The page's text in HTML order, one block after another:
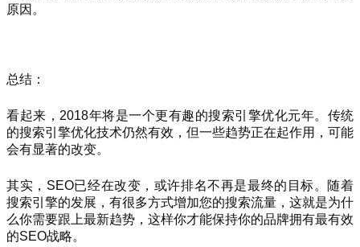
原因。
总结：
看起来，2018年将是一个更有趣的搜索引擎优化元年。传统
的搜索引擎优化技术仍然有效，但一些趋势正在起作用，可能
会有显著的改变。
其实，SEO已经在改变，或许排名不再是最终的目标。随着
搜索引擎的发展，有很多方式增加您的搜索流量，这就是为什
么你需要跟上最新趋势，这样你才能保持你的品牌拥有最有效
的SEO战略。